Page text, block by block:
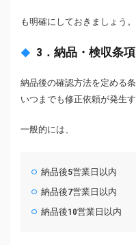
も明確にしておきましょう。
3．納品・検収条項
納品後の確認方法を定める
いつまでも修正依頼が発生
一般的には、
納品後5営業日以内
納品後7営業日以内
納品後10営業日以内